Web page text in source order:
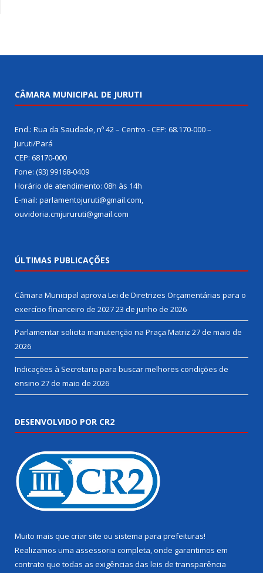
CÂMARA MUNICIPAL DE JURUTI
End.: Rua da Saudade, nº 42 – Centro - CEP: 68.170-000 –
Juruti/Pará
CEP: 68170-000
Fone: (93) 99168-0409
Horário de atendimento: 08h às 14h
E-mail: parlamentojuruti@gmail.com,
ouvidoria.cmjururuti@gmail.com
ÚLTIMAS PUBLICAÇÕES
Câmara Municipal aprova Lei de Diretrizes Orçamentárias para o
exercício financeiro de 202723 de junho de 2026
Parlamentar solicita manutenção na Praça Matriz 27 de maio de
2026
Indicações à Secretaria para buscar melhores condições de
ensino 27 de maio de 2026
DESENVOLVIDO POR CR2
Muito mais que criar site ou sistema para prefeituras!
Realizamos uma assessoria completa, onde garantimos em
contrato que todas as exigências das leis de transparência